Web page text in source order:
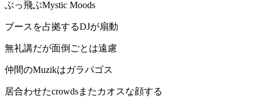
ぶっ飛ぶMystic Moods
ブースを占拠するDJが扇動
無礼講だが面倒ごとは遠慮
仲間のMuzikはガラパゴス
居合わせたcrowdsまたカオスな顔する